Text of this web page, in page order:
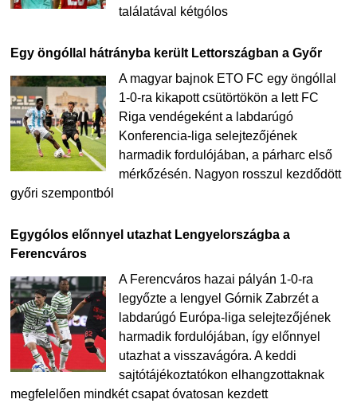
találatával kétgólos
Egy öngóllal hátrányba került Lettországban a Győr
A magyar bajnok ETO FC egy öngóllal
1-0-ra kikapott csütörtökön a lett FC
Riga vendégeként a labdarúgó
Konferencia-liga selejtezőjének
harmadik fordulójában, a párharc első
mérkőzésén. Nagyon rosszul kezdődött
győri szempontból
Egygólos előnnyel utazhat Lengyelországba a
Ferencváros
A Ferencváros hazai pályán 1-0-ra
legyőzte a lengyel Górnik Zabrzét a
labdarúgó Európa-liga selejtezőjének
harmadik fordulójában, így előnnyel
utazhat a visszavágóra. A keddi
sajtótájékoztatókon elhangzottaknak
megfelelően mindkét csapat óvatosan kezdett